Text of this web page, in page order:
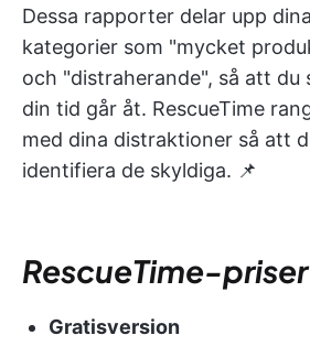
Dessa rapporter delar upp
kategorier som "mycket
och "distraherande", så att du
din tid går åt. RescueTime
med dina distraktioner så att
identifiera de skyldiga. 📌
RescueTime-priser
Gratisversion